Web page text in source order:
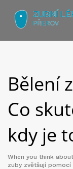
Bělení
Co
kdy je
When you think about
zuby zvětšují